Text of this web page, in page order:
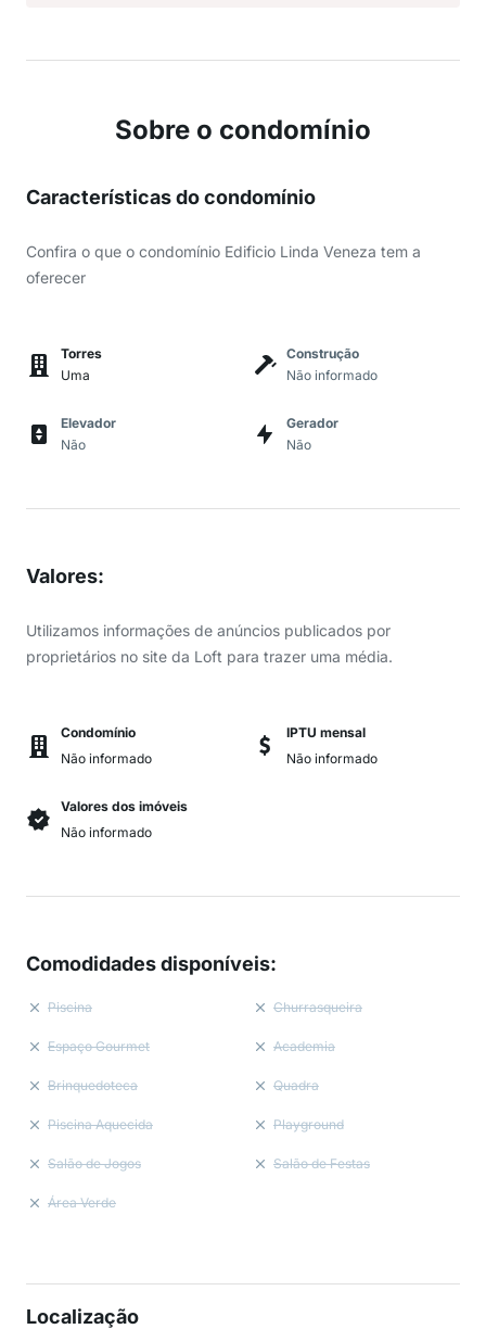
Sobre o condomínio
Características do condomínio
Confira o que o condomínio Edificio Linda Veneza tem a
oferecer
Torres
Uma
Construção
Não informado
Elevador
Não
Gerador
Não
Valores:
Utilizamos informações de anúncios publicados por
proprietários no site da Loft para trazer uma média.
Condomínio
Não informado
IPTU mensal
Não informado
Valores dos imóveis
Não informado
Comodidades disponíveis:
Piscina Churrasqueira
Espaço Gourmet Academia
Brinquedoteca Quadra
Piscina Aquecida Playground
Salão de Jogos Salão de Festas
Área Verde
Localização